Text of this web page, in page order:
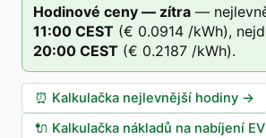
Hodinové ceny — zítra —
11:00 CEST (€ 0.0914 /kWh),
20:00 CEST (€ 0.2187 /kWh).
⏰ Kalkulačka nejlevnější hodiny →
🔌 Kalkulačka nákladů na nabíjení EV